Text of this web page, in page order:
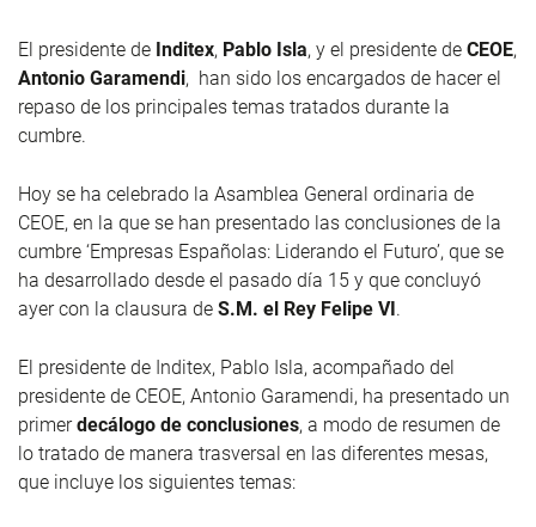
El presidente de Inditex, Pablo Isla, y el presidente de CEOE,
Antonio Garamendi, han sido los encargados de hacer el
repaso de los principales temas tratados durante la
cumbre.
Hoy se ha celebrado la Asamblea General ordinaria de
CEOE, en la que se han presentado las conclusiones de la
cumbre ‘Empresas Españolas: Liderando el Futuro’, que se
ha desarrollado desde el pasado día 15 y que concluyó
ayer con la clausura de S.M. el Rey Felipe VI.
El presidente de Inditex, Pablo Isla, acompañado del
presidente de CEOE, Antonio Garamendi, ha presentado un
primerdecálogo de conclusiones, a modo de resumen de
lo tratado de manera trasversal en las diferentes mesas,
que incluye los siguientes temas: